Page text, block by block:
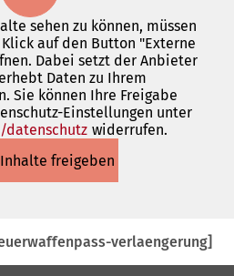
sehen zu können, müssen
auf den Button "Externe
Dabei setzt der Anbieter
Daten zu Ihrem
Sie können Ihre Freigabe
Einstellungen unter
datenschutz(Öffnet
einem
neuen
widerrufen.
Inhalte freigeben
verlaengerung]